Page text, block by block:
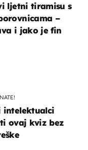
intelektualci
ovaj kviz bez
ljetni tiramisu s
–
i jako je fin